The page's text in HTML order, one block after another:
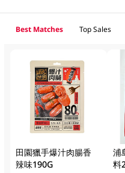
Best Matches Top Sales
田園獵手爆汁肉腸香
辣味190G
浦
料